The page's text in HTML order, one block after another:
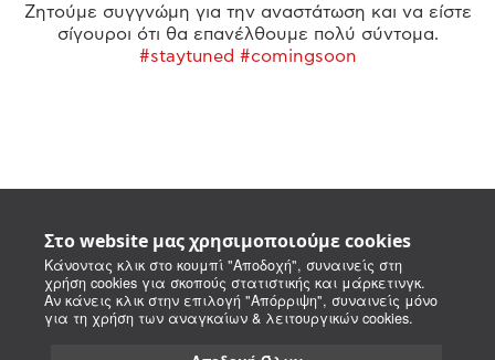
Στο website μας χρησιμοποιούμε cookies
Κάνοντας κλικ στο κουμπί "Αποδοχή", συναινείς στη
χρήση cookies για σκοπούς στατιστικής και μάρκετινγκ.
Αν κάνεις κλικ στην επιλογή "Απόρριψη", συναινείς μόνο
για τη χρήση των αναγκαίων & λειτουργικών cookies.
Ζητούμε συγγνώμη για την αναστάτωση και να είστε
σίγουροι ότι θα επανέλθουμε πολύ σύντομα.
#staytuned #comingsoon